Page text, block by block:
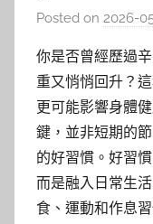
Posted on 2026-
你是否曾經歷過
重又悄悄回升？
更可能影響身體
鍵，並非短期的
的好習慣。好習
而是融入日常生
食、運動和作息